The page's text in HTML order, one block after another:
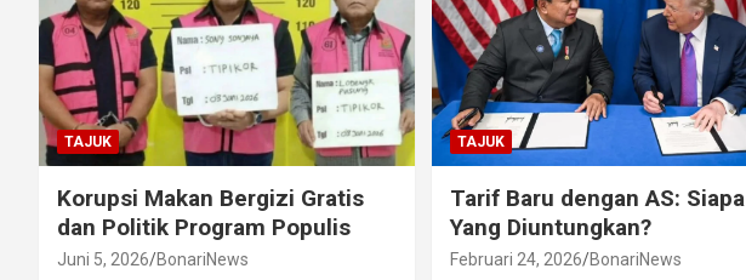
TAJUK
Korupsi Makan Bergizi Gratis
dan Politik Program Populis
Juni 5, 2026 BonariNews
TAJUK
Tarif Baru dengan AS: Siapa
Yang Diuntungkan?
Februari 24, 2026 BonariNews